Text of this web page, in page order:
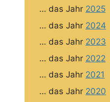
… das Jahr 2025
… das Jahr 2024
… das Jahr 2023
… das Jahr 2022
… das Jahr 2021
… das Jahr 2020